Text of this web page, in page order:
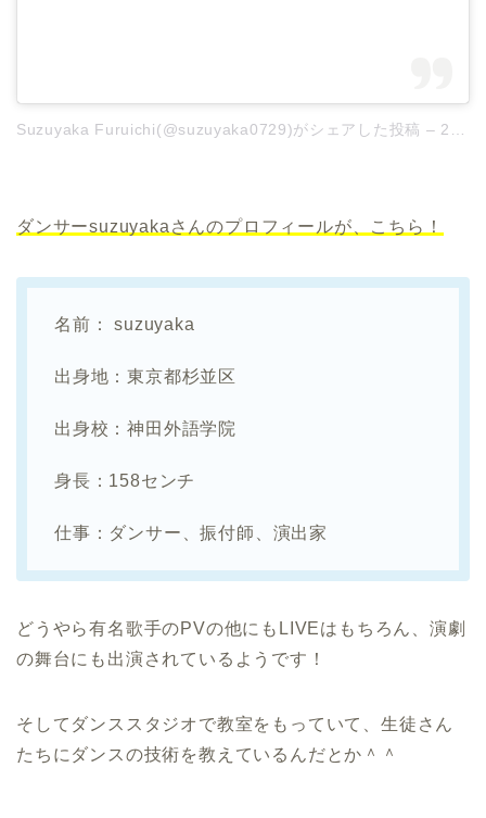
Suzuyaka Furuichi(@suzuyaka0729)がシェアした投稿 – 2019年 7月月17日午前6時53分PDT
ダンサーsuzuyakaさんのプロフィールが、こちら！
名前： suzuyaka
出身地：東京都杉並区
出身校：神田外語学院
身長：158センチ
仕事：ダンサー、振付師、演出家
どうやら有名歌手のPVの他にもLIVEはもちろん、演劇
の舞台にも出演されているようです！
そしてダンススタジオで教室をもっていて、生徒さん
たちにダンスの技術を教えているんだとか＾＾